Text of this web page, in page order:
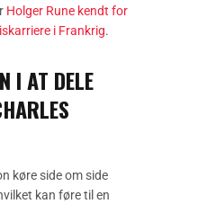
Holger Rune kendt for
i Frankrig.
I AT DELE
køre side om side
kan føre til en